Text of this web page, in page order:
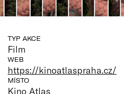
TYP AKCE
Film
WEB
https://kinoatlaspraha.cz/
MÍSTO
Kino Atlas